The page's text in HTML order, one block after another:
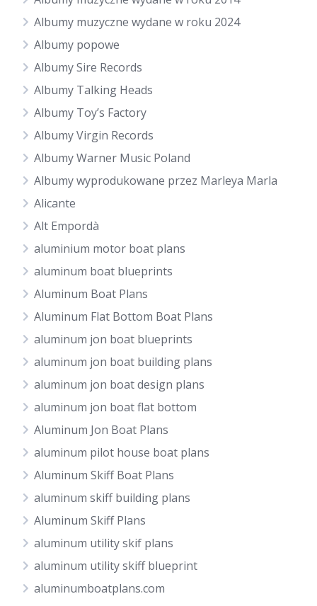
Albumy muzyczne wydane w roku 2024
Albumy popowe
Albumy Sire Records
Albumy Talking Heads
Albumy Toy’s Factory
Albumy Virgin Records
Albumy Warner Music Poland
Albumy wyprodukowane przez Marleya Marla
Alicante
Alt Empordà
aluminium motor boat plans
aluminum boat blueprints
Aluminum Boat Plans
Aluminum Flat Bottom Boat Plans
aluminum jon boat blueprints
aluminum jon boat building plans
aluminum jon boat design plans
aluminum jon boat flat bottom
Aluminum Jon Boat Plans
aluminum pilot house boat plans
Aluminum Skiff Boat Plans
aluminum skiff building plans
Aluminum Skiff Plans
aluminum utility skif plans
aluminum utility skiff blueprint
aluminumboatplans.com